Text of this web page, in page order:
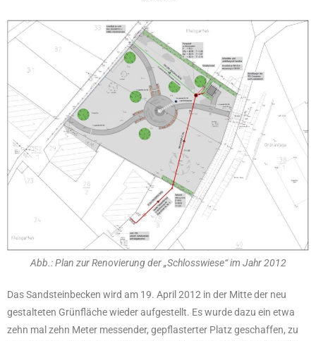
Abb.: Plan zur Renovierung der „Schlosswiese“ im Jahr 2012
Das Sandsteinbecken wird am 19. April 2012 in der Mitte der neu
gestalteten Grünfläche wieder aufgestellt. Es wurde dazu ein etwa
zehn mal zehn Meter messender, gepflasterter Platz geschaffen, zu